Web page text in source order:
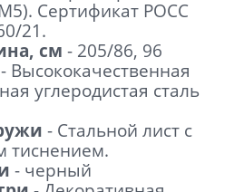
Сертификат POCC
21.
см - 205/86, 96
- Высококачественная
углеродистая сталь
- Стальной лист с
тиснением.
- черный